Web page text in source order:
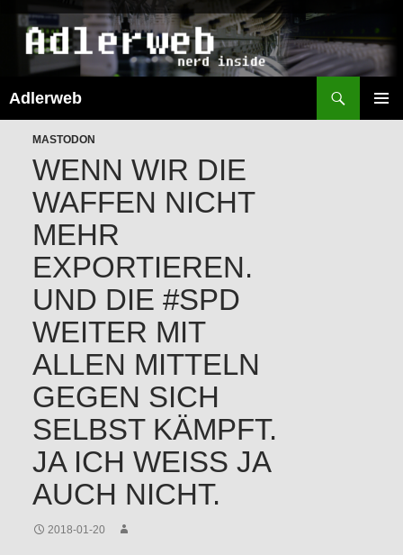
Adlerweb
SPRINGEN
MASTODON
WENN WIR DIE
WAFFEN NICHT
MEHR
EXPORTIEREN.
UND DIE #SPD
WEITER MIT
ALLEN MITTELN
GEGEN SICH
SELBST KÄMPFT.
JA ICH WEISS JA A
UCH NICHT.
2018-01-20